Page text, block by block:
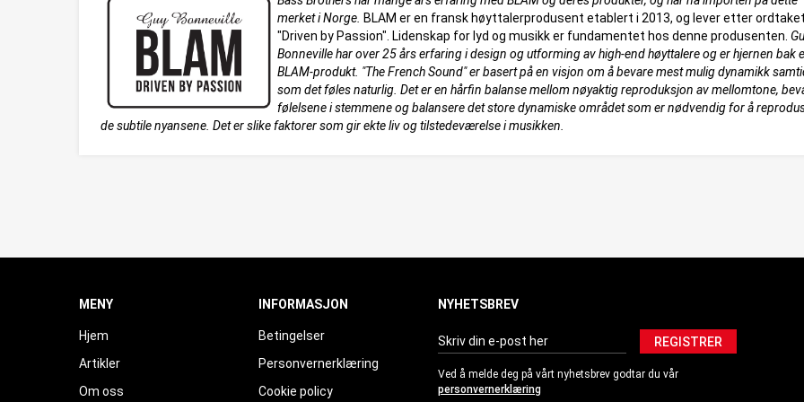
merket i Norge. BLAM er en fransk høyttalerprodusent etablert i 2013, og lever etter
"Driven by Passion". Lidenskap for lyd og musikk er fundamentet hos denne produsenten.
Bonneville har over 25 års erfaring i design og utforming av high-end høyttalere og er hjernen bak
BLAM-produkt. "The French Sound" er basert på en visjon om å bevare mest mulig dynamikk
som det føles naturlig. Det er en hårfin balanse mellom nøyaktig reproduksjon av mellomtone,
følelsene i stemmene og balansere det store dynamiske området som er nødvendig for å
de subtile nyansene. Det er slike faktorer som gir ekte liv og tilstedeværelse i musikken.
MENY
Hjem
Artikler
Om oss
INFORMASJON
Betingelser
Personvernerklæring
Cookie policy
NYHETSBREV
REGISTRER
Ved å melde deg på vårt nyhetsbrev godtar du vår
personvernerklæring